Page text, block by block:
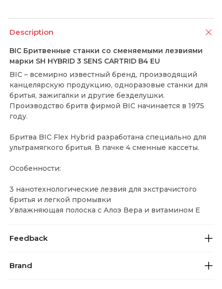
Description
BIC Бритвенные станки со сменяемыми лезвиями
марки SH HYBRID 3 SENS CARTRID B4 EU
BIC – всемирно известный бренд, производящий
канцелярскую продукцию, одноразовые станки для
бритья, зажигалки и другие безделушки.
Производство бритв фирмой BIC начинается в 1975
году.
Бритва BIC Flex Hybrid разработана специально для
ультрамягкого бритья. В пачке 4 сменные кассеты.
Особенности:
3 нанотехнологические лезвия для экстрачистого
бритья и легкой промывки
Увлажняющая полоска с Алоэ Вера и витамином Е
Feedback
Brand